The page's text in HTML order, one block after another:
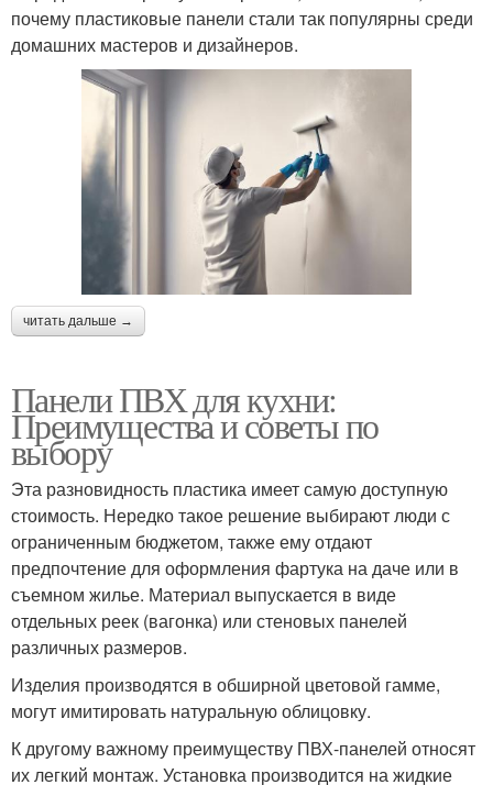
почему пластиковые панели стали так популярны среди
домашних мастеров и дизайнеров.
читать дальше →
Панели ПВХ для кухни:
Преимущества и советы по
выбору
Эта разновидность пластика имеет самую доступную
стоимость. Нередко такое решение выбирают люди с
ограниченным бюджетом, также ему отдают
предпочтение для оформления фартука на даче или в
съемном жилье. Материал выпускается в виде
отдельных реек (вагонка) или стеновых панелей
различных размеров.
Изделия производятся в обширной цветовой гамме,
могут имитировать натуральную облицовку.
К другому важному преимуществу ПВХ-панелей относят
их легкий монтаж. Установка производится на жидкие